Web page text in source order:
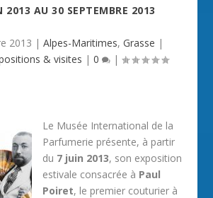
2013 AU30 SEPTEMBRE 2013
2013 | Alpes-Maritimes, Grasse |
& visites | 0 |
Le Musée International de la
Parfumerie présente, à partir
du 7 juin 2013, son exposition
estivale consacrée à Paul
Poiret, le premier couturier à